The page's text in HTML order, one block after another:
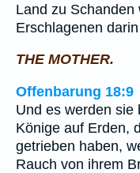
Land zu
Erschlagenen
THE MOTHER.
Offenbarung 18:9
Und es werden sie
Könige auf Erden,
getrieben haben,
Rauch von ihrem